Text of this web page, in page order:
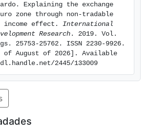
Explaining the exchange
zone through non-tradable
income effect. International
Research. 2019. Vol.
25753-25762. ISSN 2230-9926.
of August of 2026]. Available
2445/133009